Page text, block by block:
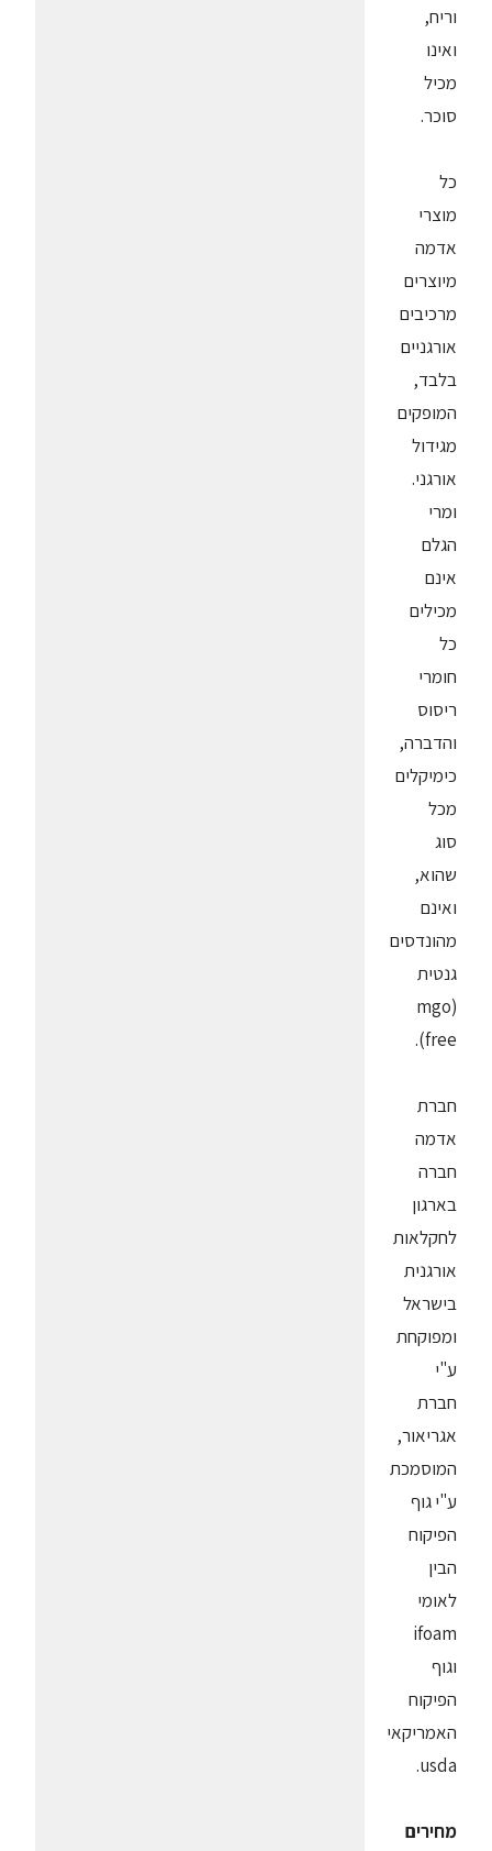
וריח,
ואינו
מכיל
סוכר.
כל
מוצרי
אדמה
מיוצרים
מרכיבים
אורגניים
בלבד,
המופקים
מגידול
אורגני.
ומרי
הגלם
אינם
מכילים
כל
חומרי
ריסוס
והדברה,
כימיקלים
מכל
סוג
שהוא,
ואינם
מהונדסים
גנטית
(mgo
free).
חברת
אדמה
חברה
בארגון
לחקלאות
אורגנית
בישראל
ומפוקחת
ע"י
חברת
אגריאור,
המוסמכת
ע"י גוף
הפיקוח
הבין
לאומי
ifoam
וגוף
הפיקוח
האמריקאי
usda.
מחירים